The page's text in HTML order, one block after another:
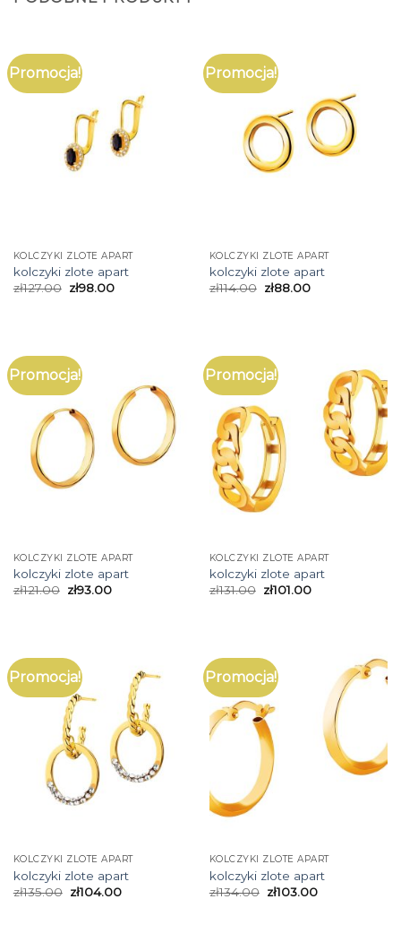
Promocja!
KOLCZYKI ZLOTE APART
kolczyki zlote apart
zł127.00 zł98.00
Promocja!
KOLCZYKI ZLOTE APART
kolczyki zlote apart
zł114.00 zł88.00
Promocja!
KOLCZYKI ZLOTE APART
kolczyki zlote apart
zł121.00 zł93.00
Promocja!
KOLCZYKI ZLOTE APART
kolczyki zlote apart
zł131.00 zł101.00
Promocja!
KOLCZYKI ZLOTE APART
kolczyki zlote apart
zł135.00 zł104.00
Promocja!
KOLCZYKI ZLOTE APART
kolczyki zlote apart
zł134.00 zł103.00